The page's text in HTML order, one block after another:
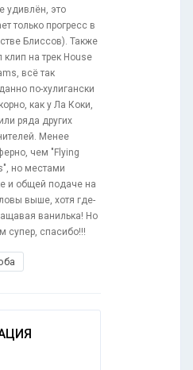
удивлён, это
только прогресс в
Блиссов). Также
клип на трек House
всё так
по-хулигански
как у Ла Коки,
ряда других
Менее
чем "Flying
но местами
и общей подаче на
выше, хотя где-
ванилька! Но
супер, спасибо!!!